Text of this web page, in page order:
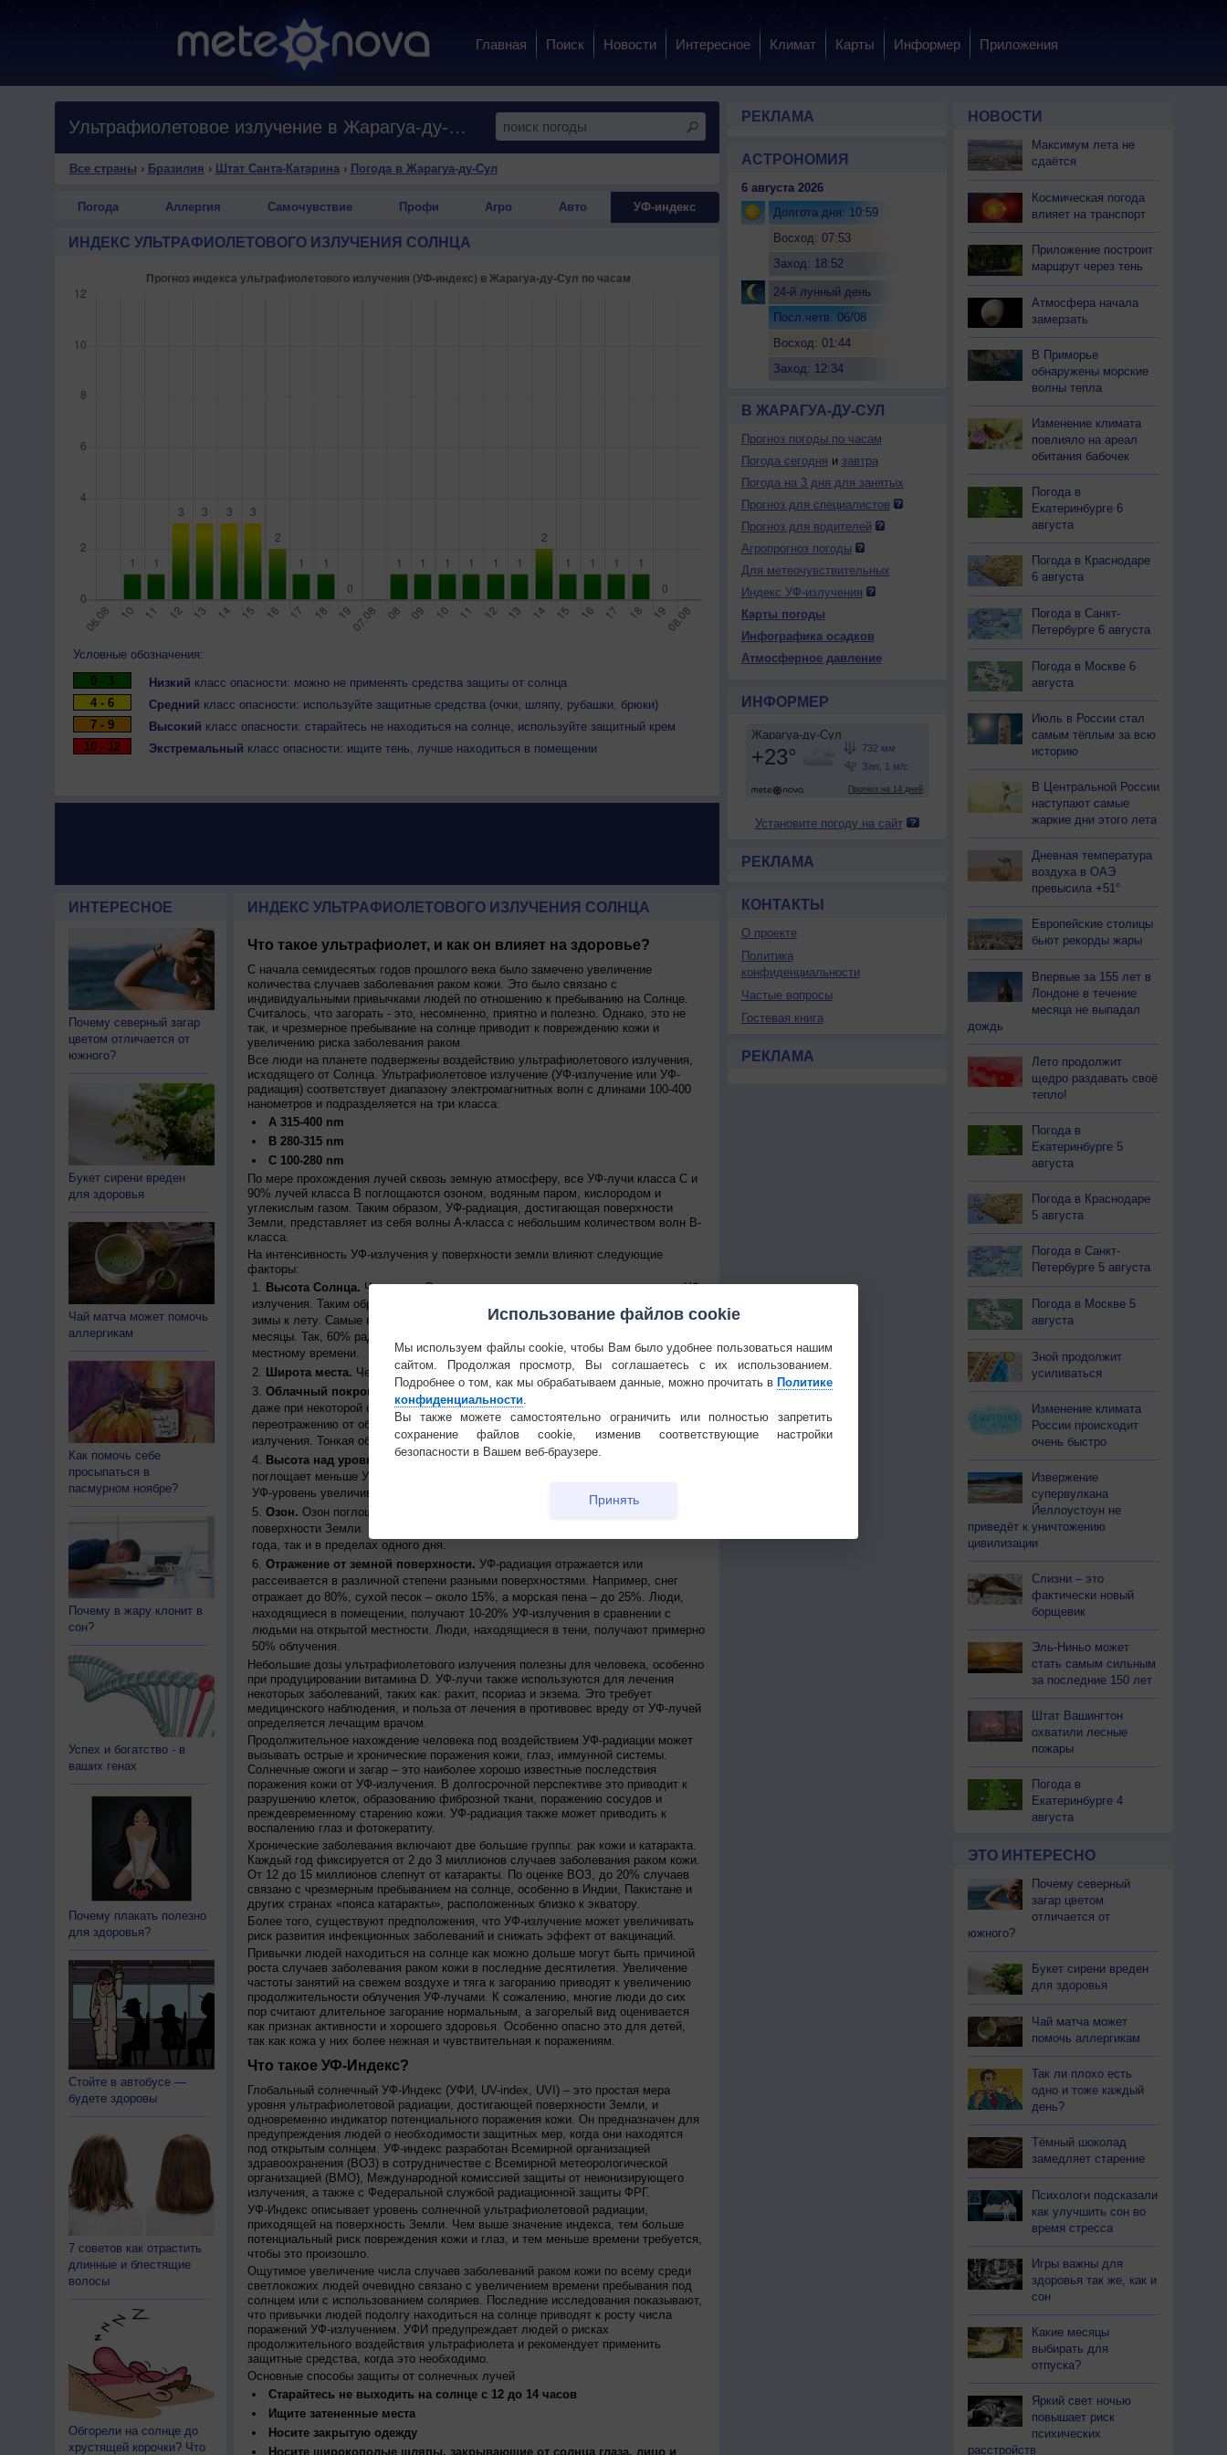
Главная Поиск Новости Интересное Климат Карты Информер Приложения
Ультрафиолетовое излучение в Жарагуа-ду-Сул
Все страны › Бразилия › Штат Санта-Катарина› Погода в Жарагуа-ду-Сул
Погода Аллергия Самочувствие Профи Агро Авто УФ-индекс
ИНДЕКС УЛЬТРАФИОЛЕТОВОГО ИЗЛУЧЕНИЯ СОЛНЦА
Условные обозначения:
0 - 3
Низкий класс опасности: можно не применять средства защиты от солнца
4 - 6
Средний класс опасности: используйте защитные средства (очки, шляпу, рубашки, брюки)
7 - 9
Высокий класс опасности: старайтесь не находиться на солнце, используйте защитный крем
10 - 12
Экстремальный класс опасности: ищите тень, лучше находиться в помещении
ИНТЕРЕСНОЕ
Почему северный загар
цветом отличается от
южного?
Букет сирени вреден
для здоровья
Чай матча может помочь
аллергикам
Как помочь себе
просыпаться в
пасмурном ноябре?
Почему в жару клонит в
сон?
Успех и богатство - в
ваших генах
Почему плакать полезно
для здоровья?
Стойте в автобусе —
будете здоровы
7 советов как отрастить
длинные и блестящие
волосы
Обгорели на солнце до
хрустящей корочки? Что
ИНДЕКС УЛЬТРАФИОЛЕТОВОГО ИЗЛУЧЕНИЯ СОЛНЦА
Что такое ультрафиолет, и как он влияет на здоровье?
С начала семидесятых годов прошлого века было замечено увеличение
количества случаев заболевания раком кожи. Это было связано с
индивидуальными привычками людей по отношению к пребыванию на Солнце.
Считалось, что загорать - это, несомненно, приятно и полезно. Однако, это не
так, и чрезмерное пребывание на солнце приводит к повреждению кожи и
увеличению риска заболевания раком.
Все люди на планете подвержены воздействию ультрафиолетового излучения,
исходящего от Солнца. Ультрафиолетовое излучение (УФ-излучение или УФ-
радиация) соответствует диапазону электромагнитных волн с длинами 100-400
нанометров и подразделяется на три класса:
A 315-400 nm
B 280-315 nm
C 100-280 nm
По мере прохождения лучей сквозь земную атмосферу, все УФ-лучи класса C и
90% лучей класса B поглощаются озоном, водяным паром, кислородом и
углекислым газом. Таким образом, УФ-радиация, достигающая поверхности
Земли, представляет из себя волны А-класса с небольшим количеством волн В-
класса.
На интенсивность УФ-излучения у поверхности земли влияют следующие
факторы:
Высота Солнца. Чем выше Солнце над горизонтом, тем сильнее уровень УФ-
излучения. Таким образом, уровень излучения колеблется от дня к ночи и от
зимы к лету. Самые высокие уровни достигаются около полудня в летние
месяцы. Так, 60% радиации приходит примерно между 11 и 15 часами дня по
местному времени.
Широта места. Чем ближе к экватору, тем выше уровень УФ-радиации
Облачный покров.
Уровень УФ-радиации выше при безоблачном небе, но
даже при некоторой облачности, излучение может быть сильным, благодаря
переотражению от облаков, создавая, таким образом, рассеянные источники
излучения. Тонкая облачность может пропускать до 90% УФ-лучей.
Высота над уровнем моря.На больших высотах атмосфера тоньше и
поглощает меньше УФ-радиации, поступающей от Солнца. Каждые 1000 метров
УФ-уровень увеличивается примерно на 10%.
Озон. Озон поглощает часть УФ-радиации, которая иначе могла бы достичь
поверхности Земли. Концентрация озона в атмосфере колеблется как в течение
года, так и в пределах одного дня.
Отражение от земной поверхности. УФ-радиация отражается или
рассеивается в различной степени разными поверхностями. Например, снег
отражает до 80%, сухой песок – около 15%, а морская пена – до 25%. Люди,
находящиеся в помещении, получают 10-20% УФ-излучения в сравнении с
людьми на открытой местности. Люди, находящиеся в тени, получают примерно
50% облучения.
Небольшие дозы ультрафиолетового излучения полезны для человека, особенно
при продуцировании витамина D. УФ-лучи также используются для лечения
некоторых заболеваний, таких как: рахит, псориаз и экзема. Это требует
медицинского наблюдения, и польза от лечения в противовес вреду от УФ-лучей
определяется лечащим врачом.
Продолжительное нахождение человека под воздействием УФ-радиации может
вызывать острые и хронические поражения кожи, глаз, иммунной системы.
Солнечные ожоги и загар – это наиболее хорошо известные последствия
поражения кожи от УФ-излучения. В долгосрочной перспективе это приводит к
разрушению клеток, образованию фиброзной ткани, поражению сосудов и
преждевременному старению кожи. УФ-радиация также может приводить к
воспалению глаз и фотокератиту.
Хронические заболевания включают две большие группы: рак кожи и катаракта.
Каждый год фиксируется от 2 до 3 миллионов случаев заболевания раком кожи.
От 12 до 15 миллионов слепнут от катаракты. По оценке ВОЗ, до 20% случаев
связано с чрезмерным пребыванием на солнце, особенно в Индии, Пакистане и
других странах «пояса катаракты», расположенных близко к экватору.
Более того, существуют предположения, что УФ-излучение может увеличивать
риск развития инфекционных заболеваний и снижать эффект от вакцинаций.
Привычки людей находиться на солнце как можно дольше могут быть причиной
роста случаев заболевания раком кожи в последние десятилетия. Увеличение
частоты занятий на свежем воздухе и тяга к загоранию приводят к увеличению
продолжительности облучения УФ-лучами. К сожалению, многие люди до сих
пор считают длительное загорание нормальным, а загорелый вид оценивается
как признак активности и хорошего здоровья. Особенно опасно это для детей,
так как кожа у них более нежная и чувствительная к поражениям.
Что такое УФ-Индекс?
Глобальный солнечный УФ-Индекс (УФИ, UV-index, UVI) – это простая мера
уровня ультрафиолетовой радиации, достигающей поверхности Земли, и
одновременно индикатор потенциального поражения кожи. Он предназначен для
предупреждения людей о необходимости защитных мер, когда они находятся
под открытым солнцем. УФ-индекс разработан Всемирной организацией
здравоохранения (ВОЗ) в сотрудничестве с Всемирной метеорологической
организацией (ВМО), Международной комиссией защиты от неионизирующего
излучения, а также с Федеральной службой радиационной защиты ФРГ.
УФ-Индекс описывает уровень солнечной ультрафиолетовой радиации,
приходящей на поверхность Земли. Чем выше значение индекса, тем больше
потенциальный риск повреждения кожи и глаз, и тем меньше времени требуется,
чтобы это произошло.
Ощутимое увеличение числа случаев заболеваний раком кожи по всему среди
светлокожих людей очевидно связано с увеличением времени пребывания под
солнцем или с использованием соляриев. Последние исследования показывают,
что привычки людей подолгу находиться на солнце приводят к росту числа
поражений УФ-излучением. УФИ предупреждает людей о рисках
продолжительного воздействия ультрафиолета и рекомендует применить
защитные средства, когда это необходимо.
Основные способы защиты от солнечных лучей
Старайтесь не выходить на солнце с 12 до 14 часов
Ищите затененные места
Носите закрытую одежду
Носите широкополые шляпы, закрывающие от солнца глаза, лицо и
РЕКЛАМА
АСТРОНОМИЯ
6 августа 2026
Долгота дня: 10:59
Восход: 07:53
Заход: 18:52
24-й лунный день
Посл.четв. 06/08
Восход: 01:44
Заход: 12:34
В ЖАРАГУА-ДУ-СУЛ
Прогноз погоды по часам
Погода сегодня и завтра
Погода на 3 дня для занятых
Прогноз для специалистов
Прогноз для водителей
Агропрогноз погоды
Для метеочувствительных
Индекс УФ-излучения
Карты погоды
Инфографика осадков
Атмосферное давление
ИНФОРМЕР
Установите погоду на сайт
РЕКЛАМА
КОНТАКТЫ
О проекте
Политика
конфиденциальности
Частые вопросы
Гостевая книга
РЕКЛАМА
НОВОСТИ
Максимум лета не
сдаётся
Космическая погода
влияет на транспорт
Приложение построит
маршрут через тень
Атмосфера начала
замерзать
В Приморье
обнаружены морские
волны тепла
Изменение климата
повлияло на ареал
обитания бабочек
Погода в
Екатеринбурге 6
августа
Погода в Краснодаре
6 августа
Погода в Санкт-
Петербурге 6 августа
Погода в Москве 6
августа
Июль в России стал
самым тёплым за всю
историю
В Центральной России
наступают самые
жаркие дни этого лета
Дневная температура
воздуха в ОАЭ
превысила +51°
Европейские столицы
бьют рекорды жары
Впервые за 155 лет в
Лондоне в течение
месяца не выпадал
дождь
Лето продолжит
щедро раздавать своё
тепло!
Погода в
Екатеринбурге 5
августа
Погода в Краснодаре
5 августа
Погода в Санкт-
Петербурге 5 августа
Погода в Москве 5
августа
Зной продолжит
усиливаться
Изменение климата
России происходит
очень быстро
Извержение
супервулкана
Йеллоустоун не
приведёт к уничтожению
цивилизации
Слизни – это
фактически новый
борщевик
Эль-Ниньо может
стать самым сильным
за последние 150 лет
Штат Вашингтон
охватили лесные
пожары
Погода в
Екатеринбурге 4
августа
ЭТО ИНТЕРЕСНО
Почему северный
загар цветом
отличается от
южного?
Букет сирени вреден
для здоровья
Чай матча может
помочь аллергикам
Так ли плохо есть
одно и тоже каждый
день?
Тёмный шоколад
замедляет старение
Психологи подсказали
как улучшить сон во
время стресса
Игры важны для
здоровья так же, как и
сон
Какие месяцы
выбирать для
отпуска?
Яркий свет ночью
повышает риск
психических
расстройств
Использование файлов cookie
Мы используем файлы cookie, чтобы Вам было удобнее пользоваться нашим
сайтом. Продолжая просмотр, Вы соглашаетесь с их использованием.
Подробнее о том, как мы обрабатываем данные, можно прочитать в Политике
конфиденциальности.
Вы также можете самостоятельно ограничить или полностью запретить
сохранение файлов cookie, изменив соответствующие настройки
безопасности в Вашем веб-браузере.
Принять